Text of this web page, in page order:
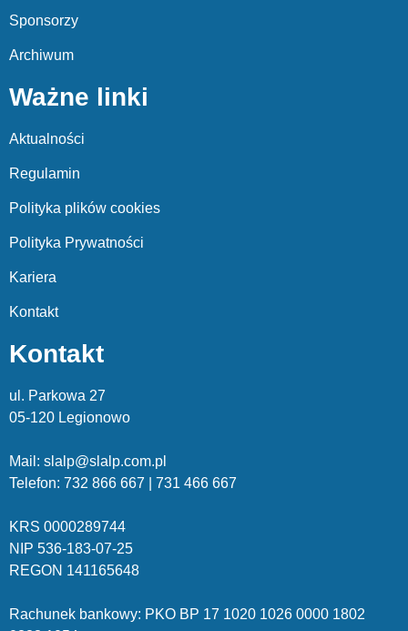
Sponsorzy
Archiwum
Ważne linki
Aktualności
Regulamin
Polityka plików cookies
Polityka Prywatności
Kariera
Kontakt
Kontakt
ul. Parkowa 27
05-120 Legionowo
Mail: slalp@slalp.com.pl
Telefon: 732 866 667 | 731 466 667
KRS 0000289744
NIP 536-183-07-25
REGON 141165648
Rachunek bankowy: PKO BP 17 1020 1026 0000 1802